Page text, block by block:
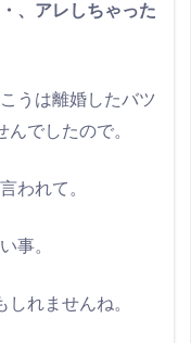
、アレしちゃった
うは離婚したバツ
でしたので。
われて。
事。
れませんね。